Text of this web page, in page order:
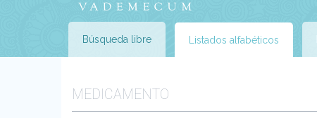
Búsqueda libre Listados alfabéticos
MEDICAMENTO